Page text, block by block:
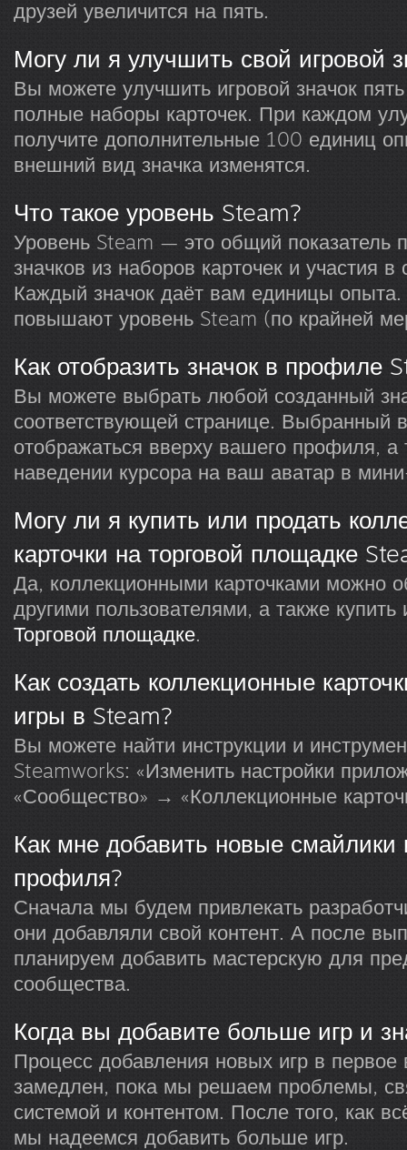
друзей увеличится на пять.
Могу ли я улучшить свой игровой
Вы можете улучшить игровой значок
полные наборы карточек. При каждом
получите дополнительные 100 единиц
внешний вид значка изменятся.
Что такое уровень Steam?
Уровень Steam — это общий показатель
значков из наборов карточек и участия
Каждый значок даёт вам единицы
повышают уровень Steam (по крайней
Как отобразить значок в профиле
Вы можете выбрать любой созданный
соответствующей странице. Выбранный
отображаться вверху вашего профиля, а
наведении курсора на ваш аватар в
Могу ли я купить или продать
карточки на торговой площадке
Да, коллекционными карточками можно
другими пользователями, а также
Торговой площадке.
Как создать коллекционные
игры в Steam?
Вы можете найти инструкции и
Steamworks: «Изменить настройки
«Сообщество» → «Коллекционные
Как мне добавить новые
профиля?
Сначала мы будем привлекать
они добавляли свой контент. А после
планируем добавить мастерскую для
сообщества.
Когда вы добавите больше игр и
Процесс добавления новых игр в первое
замедлен, пока мы решаем проблемы,
системой и контентом. После того, как
мы надеемся добавить больше игр.